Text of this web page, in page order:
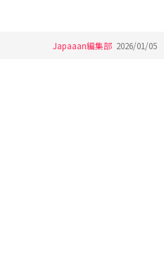
Japaaan編集部 2026/01/05